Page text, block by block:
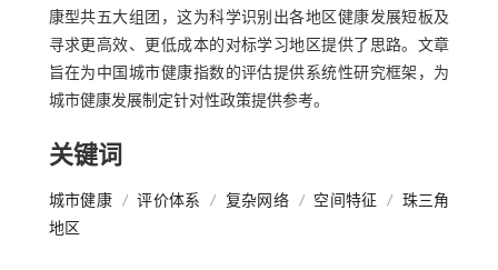
康型共五大组团，这为科学识别出各地区健康发展短板及
寻求更高效、更低成本的对标学习地区提供了思路。文章
旨在为中国城市健康指数的评估提供系统性研究框架，为
城市健康发展制定针对性政策提供参考。
关键词
城市健康 / 评价体系 / 复杂网络 / 空间特征 / 珠三角
地区